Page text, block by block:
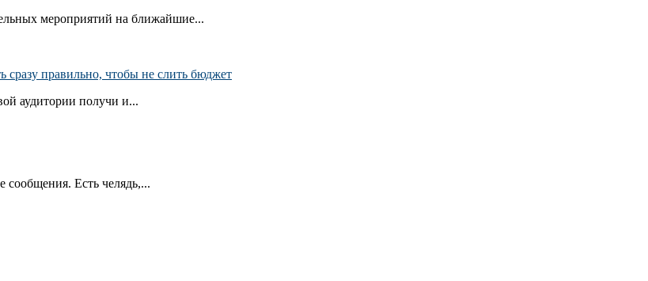
мероприятий на ближайшие...
правильно, чтобы не слить бюджет
аудитории получи и...
сообщения. Есть челядь,...